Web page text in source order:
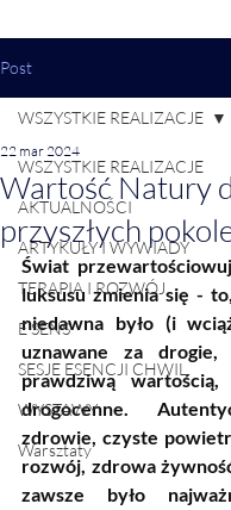
Post
WSZYSTKIE REALIZACJE
AKTUALNOŚCI
ARTYKUŁY I WYWIADY
TERAPIA I ROZWÓJ
E SENS
SESJE ESENCJI CHWIL
WYSTAWY
Warsztaty
WSZYSTKIE REALIZACJE
Wartość Natury
przyszłych
22 mar 2024
Świat
luksusu zmienia się -
niedawna było (i
uznawane za drogie,
prawdziwą
drogocenne.
zdrowie, czyste
rozwój, zdrowa
zawsze było